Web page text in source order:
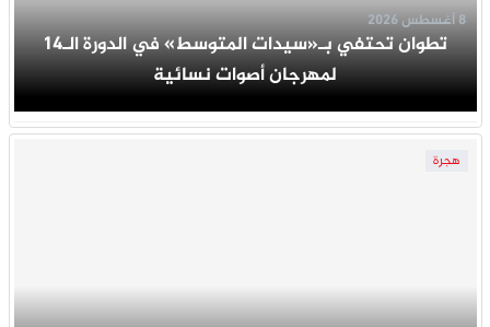
تطوان تحتفي بـ«سيدات المتوسط» في الدورة الـ14
لمهرجان أصوات نسائية
8 أغسطس 2026
هجرة